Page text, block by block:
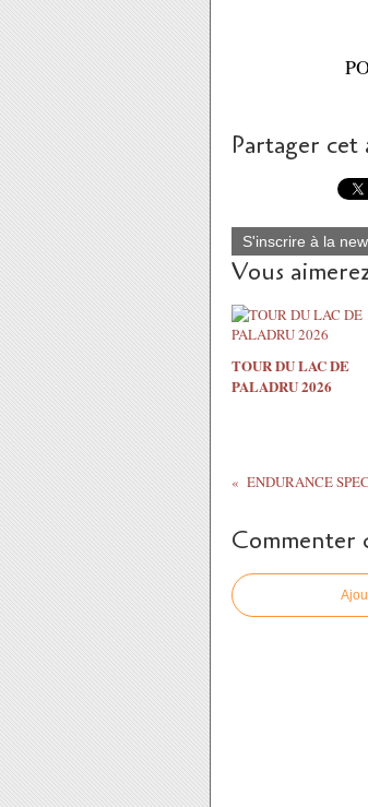
Partager
S'inscrire à la
Vous
TOUR DU LAC DE
PALADRU 2026
Commenter